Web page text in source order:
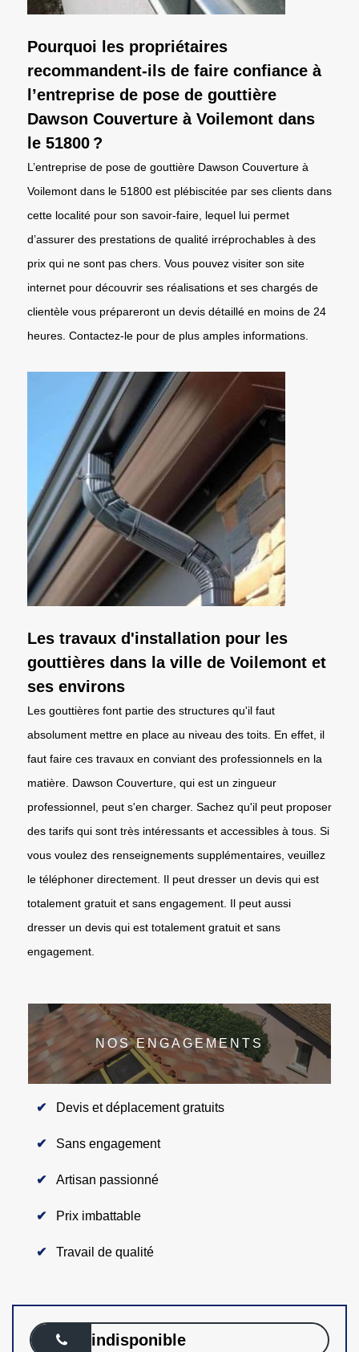
Pourquoi les propriétaires
recommandent-ils de faire confiance à
l’entreprise de pose de gouttière
Dawson Couverture à Voilemont dans
le 51800 ?
L’entreprise de pose de gouttière Dawson Couverture à
Voilemont dans le 51800 est plébiscitée par ses clients dans
cette localité pour son savoir-faire, lequel lui permet
d’assurer des prestations de qualité irréprochables à des
prix qui ne sont pas chers. Vous pouvez visiter son site
internet pour découvrir ses réalisations et ses chargés de
clientèle vous prépareront un devis détaillé en moins de 24
heures. Contactez-le pour de plus amples informations.
Les travaux d'installation pour les
gouttières dans la ville de Voilemont et
ses environs
Les gouttières font partie des structures qu'il faut
absolument mettre en place au niveau des toits. En effet, il
faut faire ces travaux en conviant des professionnels en la
matière. Dawson Couverture, qui est un zingueur
professionnel, peut s'en charger. Sachez qu'il peut proposer
des tarifs qui sont très intéressants et accessibles à tous. Si
vous voulez des renseignements supplémentaires, veuillez
le téléphoner directement. Il peut dresser un devis qui est
totalement gratuit et sans engagement. Il peut aussi
dresser un devis qui est totalement gratuit et sans
engagement.
NOS ENGAGEMENTS
Devis et déplacement gratuits
Sans engagement
Artisan passionné
Prix imbattable
Travail de qualité
indisponible